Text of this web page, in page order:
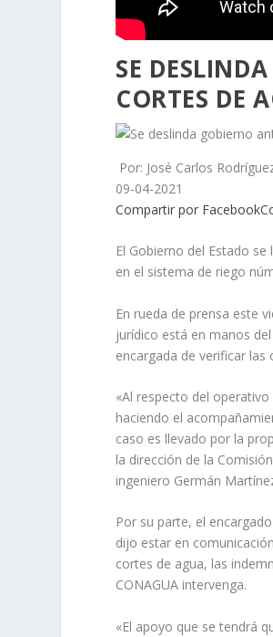
SE
CORTES DE
Por: José Carlos
09-04-2021
Compartir por Facebook
El Gobierno del Estado
en el sistema de riego
En rueda de prensa este
jurídico está en manos
encargada de verificar
«Al respecto del
haciendo el
caso es llevado por la
la dirección de la
ingeniero Germán
Por su parte, el
dijo estar en
cortes de agua, las
CONAGUA intervenga.
«El apoyo que se tendrá